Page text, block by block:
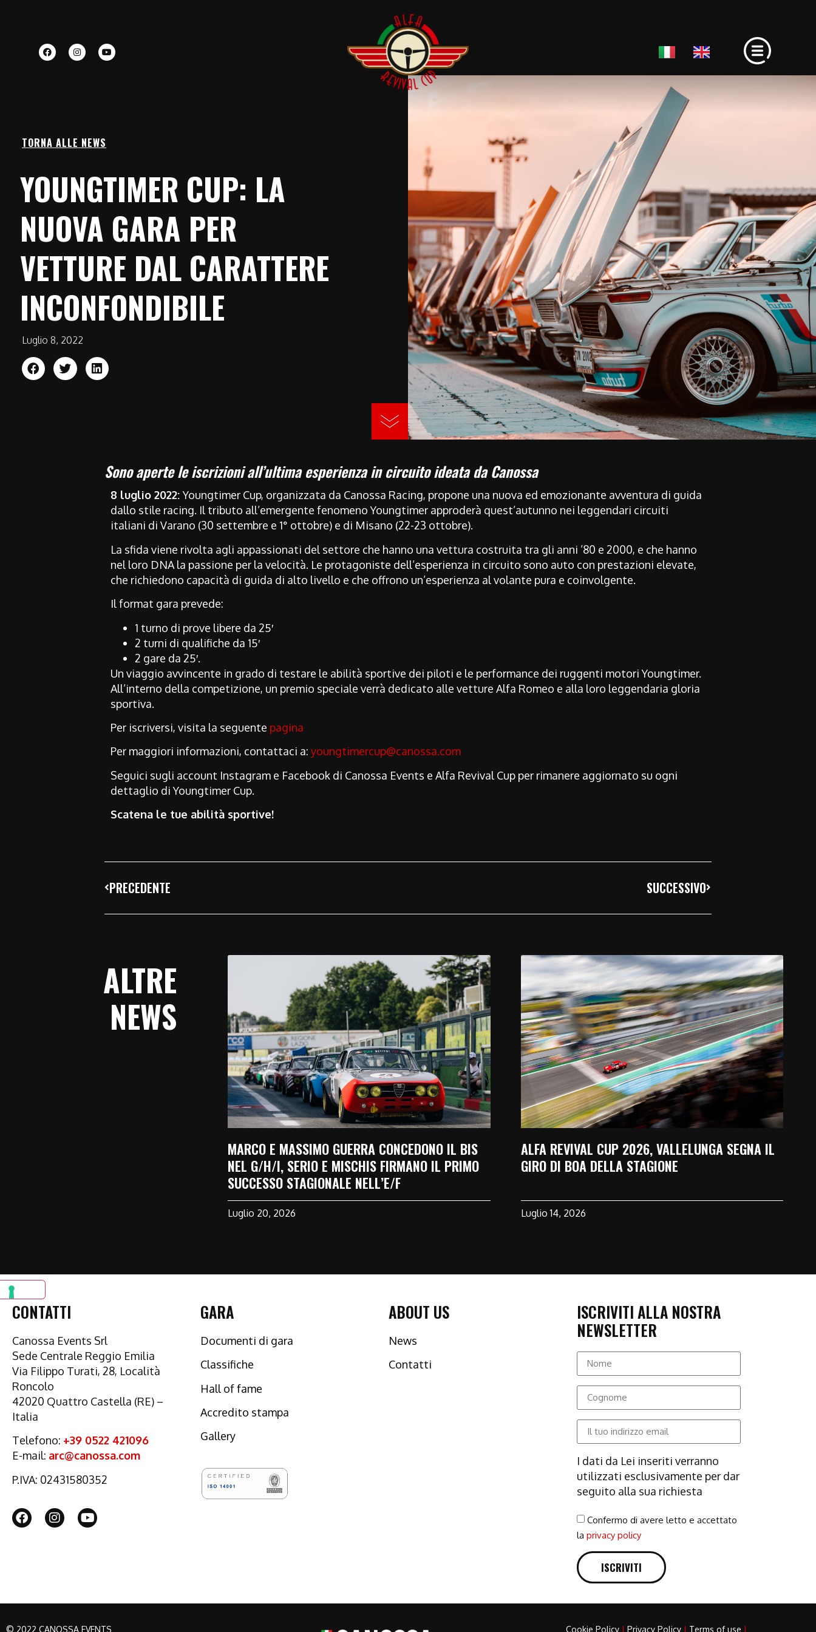
TORNA ALLE NEWS
YOUNGTIMER CUP: LA
NUOVA GARA PER
VETTURE DAL CARATTERE
INCONFONDIBILE
Luglio 8, 2022
Sono aperte le iscrizioni all’ultima esperienza in circuito ideata da Canossa
8 luglio 2022:Youngtimer Cup, organizzata da Canossa Racing, propone una nuova ed emozionante avventura di guida
dallo stile racing. Il tributo all’emergente fenomeno Youngtimer approderà quest’autunno nei leggendari circuiti
italiani di Varano (30 settembre e 1° ottobre) e di Misano (22-23 ottobre).
La sfida viene rivolta agli appassionati del settore che hanno una vettura costruita tra gli anni ’80 e 2000, e che hanno
nel loro DNA la passione per la velocità. Le protagoniste dell’esperienza in circuito sono auto con prestazioni elevate,
che richiedono capacità di guida di alto livello e che offrono un’esperienza al volante pura e coinvolgente.
Il format gara prevede:
1 turno di prove libere da 25′
2 turni di qualifiche da 15′
2 gare da 25′.
Un viaggio avvincente in grado di testare le abilità sportive dei piloti e le performance dei ruggenti motori Youngtimer.
All’interno della competizione, un premio speciale verrà dedicato alle vetture Alfa Romeo e alla loro leggendaria gloria
sportiva.
Per iscriversi, visita la seguente pagina
Per maggiori informazioni, contattaci a: youngtimercup@canossa.com
Seguici sugli account Instagram e Facebook di Canossa Events e Alfa Revival Cup per rimanere aggiornato su ogni
dettaglio di Youngtimer Cup.
Scatena le tue abilità sportive!
PRECEDENTE SUCCESSIVO
ALTRE
NEWS
MARCO E MASSIMO GUERRA CONCEDONO IL BIS
NEL G/H/I, SERIO E MISCHIS FIRMANO IL PRIMO
SUCCESSO STAGIONALE NELL’E/F
Luglio 20, 2026
ALFA REVIVAL CUP 2026, VALLELUNGA SEGNA IL
GIRO DI BOA DELLA STAGIONE
Luglio 14, 2026
CONTATTI
Canossa Events Srl
Sede Centrale Reggio Emilia
Via Filippo Turati, 28, Località
Roncolo
42020 Quattro Castella (RE) –
Italia
Telefono: +39 0522 421096
E-mail: arc@canossa.com
P.IVA: 02431580352
GARA
Documenti di gara
Classifiche
Hall of fame
Accredito stampa
Gallery
ABOUT US
News
Contatti
ISCRIVITI ALLA NOSTRA
NEWSLETTER
I dati da Lei inseriti verranno
utilizzati esclusivamente per dar
seguito alla sua richiesta
Confermo di avere letto e accettato
la privacy policy
ISCRIVITI
© 2022 CANOSSA EVENTS Cookie Policy| Privacy Policy| Terms of use